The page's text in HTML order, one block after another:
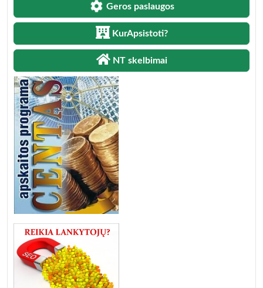
Geros paslaugos
KurApsistoti?
NT skelbimai